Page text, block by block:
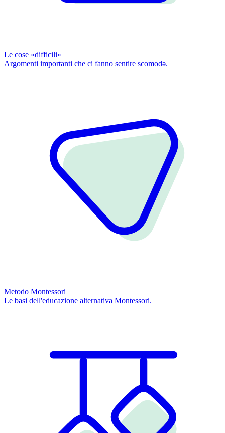
Le cose «difficili»
Argomenti importanti che ci fanno sentire scomodǝ.
Metodo Montessori
Le basi dell'educazione alternativa Montessori.